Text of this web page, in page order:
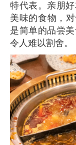
特代表。亲朋
美味的食物，
是简单的品尝
令人难以割舍。